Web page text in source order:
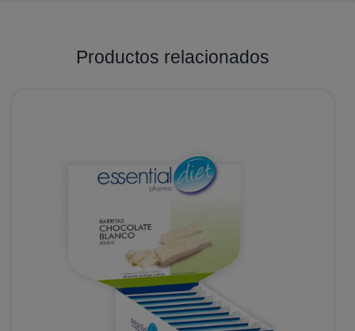
Productos relacionados